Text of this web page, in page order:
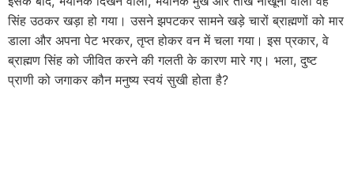
सिंह उठकर खड़ा हो गया। उसने झपटकर सामने खड़े चारों ब्राह्मणों को मार
डाला और अपना पेट भरकर, तृप्त होकर वन में चला गया। इस प्रकार, वे
ब्राह्मण सिंह को जीवित करने की गलती के कारण मारे गए। भला, दुष्ट
प्राणी को जगाकर कौन मनुष्य स्वयं सुखी होता है?